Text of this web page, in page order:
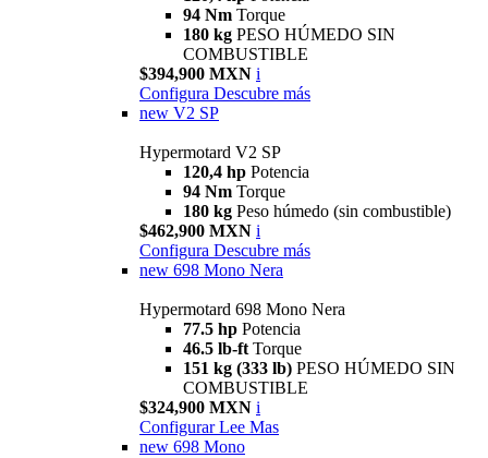
94 Nm Torque
180 kg PESO HÚMEDO SIN
COMBUSTIBLE
$394,900 MXN i
Configura Descubre más
new V2 SP
Hypermotard V2 SP
120,4 hp Potencia
94 Nm Torque
180 kg Peso húmedo (sin combustible)
$462,900 MXN i
Configura Descubre más
new 698 Mono Nera
Hypermotard 698 Mono Nera
77.5 hp Potencia
46.5 lb-ft Torque
151 kg (333 lb) PESO HÚMEDO SIN
COMBUSTIBLE
$324,900 MXN i
Configurar Lee Mas
new 698 Mono